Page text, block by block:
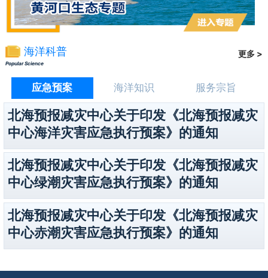
海洋科普
Popular Science
更多 >
应急预案 海洋知识 服务宗旨
北海预报减灾中心关于印发《北海预报减灾
中心海洋灾害应急执行预案》的通知
北海预报减灾中心关于印发《北海预报减灾
中心绿潮灾害应急执行预案》的通知
北海预报减灾中心关于印发《北海预报减灾
中心赤潮灾害应急执行预案》的通知